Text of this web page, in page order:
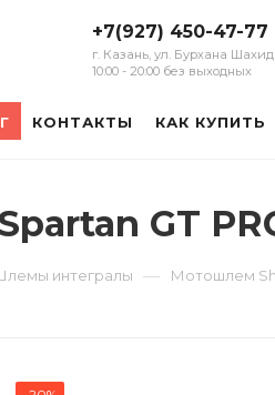
+7(927) 450-47-77
г. Казань, ул. Бурхана
10:00 - 20:00 без выходных
КОНТАКТЫ КАК КУПИТЬ
GT
интегралы — Мотошлем